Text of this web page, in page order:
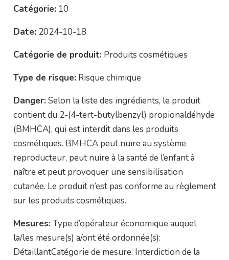
Catégorie: 10
Date: 2024-10-18
Catégorie de produit: Produits cosmétiques
Type de risque: Risque chimique
Danger: Selon la liste des ingrédients, le produit
contient du 2-(4-tert-butylbenzyl) propionaldéhyde
(BMHCA), qui est interdit dans les produits
cosmétiques. BMHCA peut nuire au système
reproducteur, peut nuire à la santé de l’enfant à
naître et peut provoquer une sensibilisation
cutanée. Le produit n’est pas conforme au règlement
sur les produits cosmétiques.
Mesures: Type d’opérateur économique auquel
la/les mesure(s) a/ont été ordonnée(s):
DétaillantCatégorie de mesure: Interdiction de la